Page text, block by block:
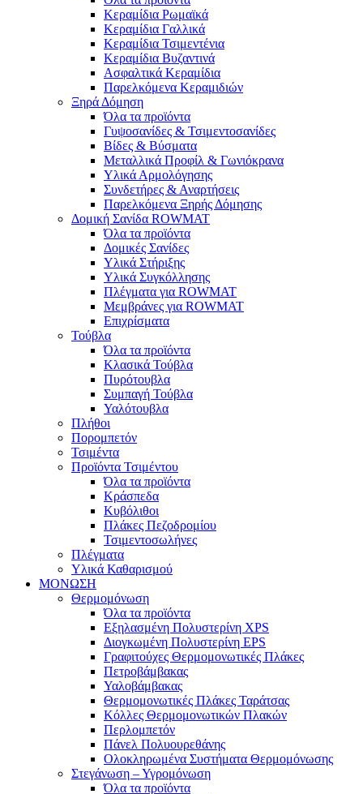
Κεραμίδια Ρωμαϊκά
Κεραμίδια Γαλλικά
Κεραμίδια Τσιμεντένια
Κεραμίδια Βυζαντινά
Ασφαλτικά Κεραμίδια
Παρελκόμενα Κεραμιδιών
Ξηρά Δόμηση
Όλα τα προϊόντα
Γυψοσανίδες & Τσιμεντοσανίδες
Βίδες & Βύσματα
Μεταλλικά Προφίλ & Γωνιόκρανα
Υλικά Αρμολόγησης
Συνδετήρες & Αναρτήσεις
Παρελκόμενα Ξηρής Δόμησης
Δομική Σανίδα ROWMAT
Όλα τα προϊόντα
Δομικές Σανίδες
Υλικά Στήριξης
Υλικά Συγκόλλησης
Πλέγματα για ROWMAT
Μεμβράνες για ROWMAT
Επιχρίσματα
Τούβλα
Όλα τα προϊόντα
Κλασικά Τούβλα
Πυρότουβλα
Συμπαγή Τούβλα
Υαλότουβλα
Πλήθοι
Πορομπετόν
Τσιμέντα
Προϊόντα Τσιμέντου
Όλα τα προϊόντα
Κράσπεδα
Κυβόλιθοι
Πλάκες Πεζοδρομίου
Τσιμεντοσωλήνες
Πλέγματα
Υλικά Καθαρισμού
ΜΟΝΩΣΗ
Θερμομόνωση
Όλα τα προϊόντα
Εξηλασμένη Πολυστερίνη XPS
Διογκωμένη Πολυστερίνη EPS
Γραφιτούχες Θερμομονωτικές Πλάκες
Πετροβάμβακας
Υαλοβάμβακας
Θερμομονωτικές Πλάκες Ταράτσας
Κόλλες Θερμομονωτικών Πλακών
Περλομπετόν
Πάνελ Πολυουρεθάνης
Ολοκληρωμένα Συστήματα Θερμομόνωσης
Στεγάνωση – Υγρομόνωση
Όλα τα προϊόντα